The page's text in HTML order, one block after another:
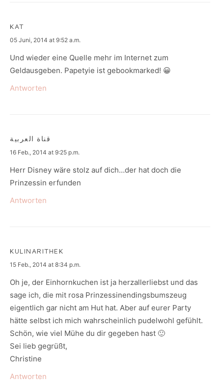
KAT
says:
05 Juni, 2014 at 9:52 a.m.
Und wieder eine Quelle mehr im Internet zum
Geldausgeben. Papetyie ist gebookmarked! 😀
Antworten
قناة العربية
says:
16 Feb., 2014 at 9:25 p.m.
Herr Disney wäre stolz auf dich…der hat doch die
Prinzessin erfunden
Antworten
KULINARITHEK
says:
15 Feb., 2014 at 8:34 p.m.
Oh je, der Einhornkuchen ist ja herzallerliebst und das
sage ich, die mit rosa Prinzessinendingsbumszeug
eigentlich gar nicht am Hut hat. Aber auf eurer Party
hätte selbst ich mich wahrscheinlich pudelwohl gefühlt.
Schön, wie viel Mühe du dir gegeben hast 🙂
Sei lieb gegrüßt,
Christine
Antworten